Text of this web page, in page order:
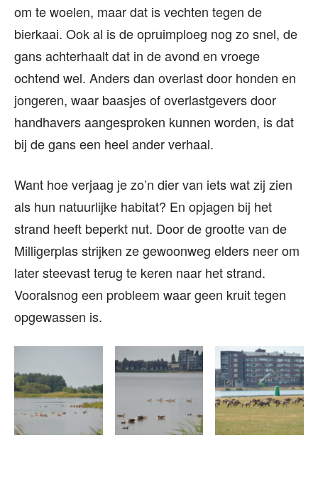
om te woelen, maar dat is vechten tegen de
bierkaai. Ook al is de opruimploeg nog zo snel, de
gans achterhaalt dat in de avond en vroege
ochtend wel. Anders dan overlast door honden en
jongeren, waar baasjes of overlastgevers door
handhavers aangesproken kunnen worden, is dat
bij de gans een heel ander verhaal.
Want hoe verjaag je zo’n dier van iets wat zij zien
als hun natuurlijke habitat? En opjagen bij het
strand heeft beperkt nut. Door de grootte van de
Milligerplas strijken ze gewoonweg elders neer om
later steevast terug te keren naar het strand.
Vooralsnog een probleem waar geen kruit tegen
opgewassen is.